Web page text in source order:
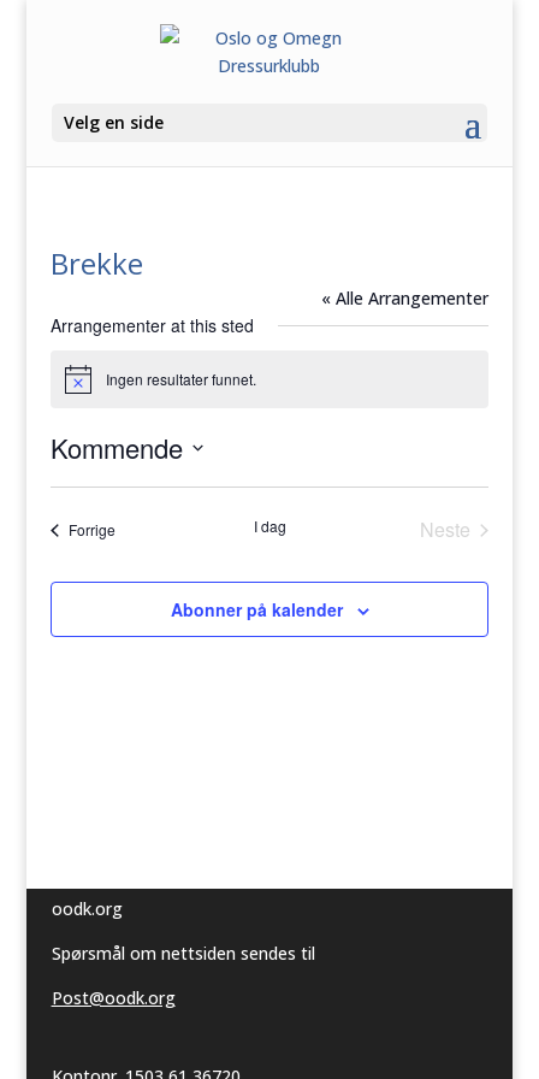
Velg en side
Brekke
« Alle Arrangementer
Arrangementer at this sted
MerknadIngen resultater funnet.
Kommende
ForrigeArrangementer I dag
Neste
Abonner på kalender
oodk.org
Spørsmål om nettsiden sendes til
Post@oodk.org